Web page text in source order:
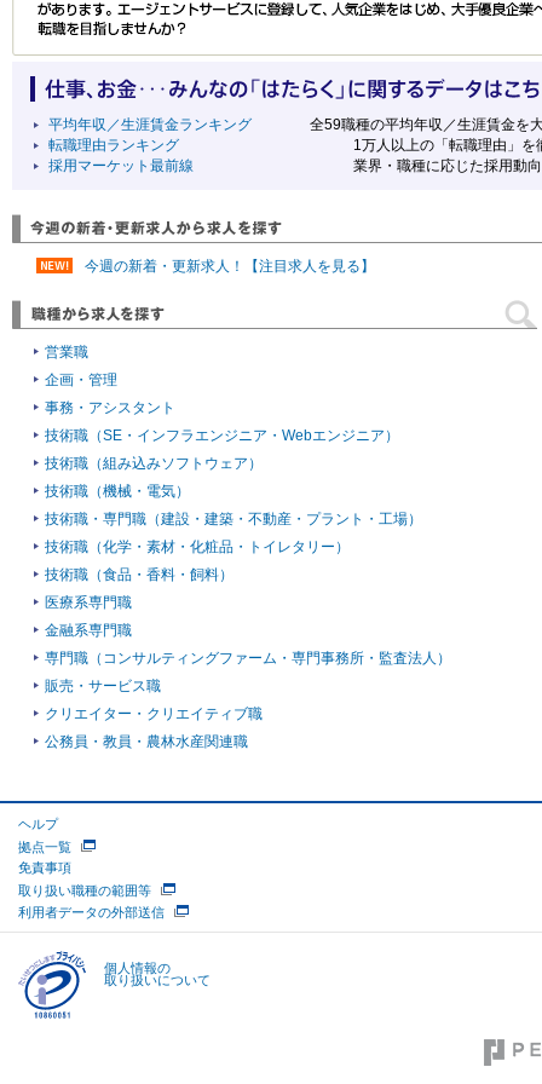
平均年収／生涯賃金ランキング 全59職種の平均年収／生涯賃金を大
転職理由ランキング 1万人以上の「転職理由」を徹
採用マーケット最前線 業界・職種に応じた採用動向や選考
今週の新着・更新求人！【注目求人を見る】
営業職
企画・管理
事務・アシスタント
技術職（SE・インフラエンジニア・Webエンジニア）
技術職（組み込みソフトウェア）
技術職（機械・電気）
技術職・専門職（建設・建築・不動産・プラント・工場）
技術職（化学・素材・化粧品・トイレタリー）
技術職（食品・香料・飼料）
医療系専門職
金融系専門職
専門職（コンサルティングファーム・専門事務所・監査法人）
販売・サービス職
クリエイター・クリエイティブ職
公務員・教員・農林水産関連職
ヘルプ
拠点一覧
免責事項
取り扱い職種の範囲等
利用者データの外部送信
個人情報の
取り扱いについて